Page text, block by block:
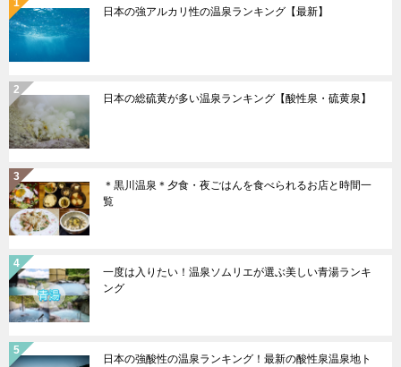
日本の強アルカリ性の温泉ランキング【最新】
日本の総硫黄が多い温泉ランキング【酸性泉・硫黄泉】
＊黒川温泉＊夕食・夜ごはんを食べられるお店と時間一
覧
一度は入りたい！温泉ソムリエが選ぶ美しい青湯ランキ
ング
日本の強酸性の温泉ランキング！最新の酸性泉温泉地ト